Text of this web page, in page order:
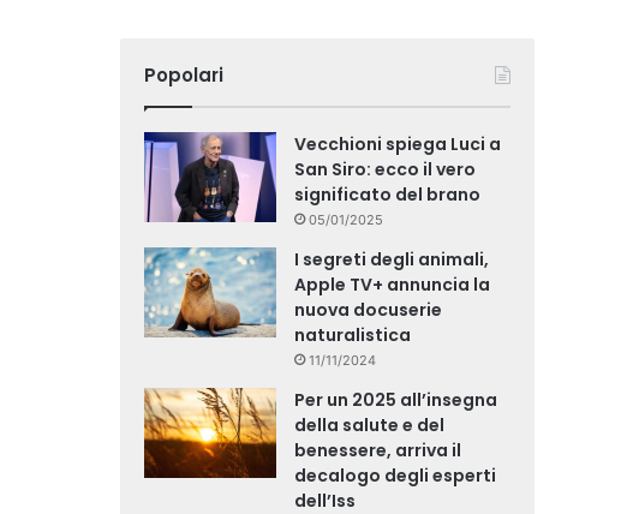
Popolari
Vecchioni spiega Luci a
San Siro: ecco il vero
significato del brano
05/01/2025
I segreti degli animali,
Apple TV+ annuncia la
nuova docuserie
naturalistica
11/11/2024
Per un 2025 all’insegna
della salute e del
benessere, arriva il
decalogo degli esperti
dell’Iss